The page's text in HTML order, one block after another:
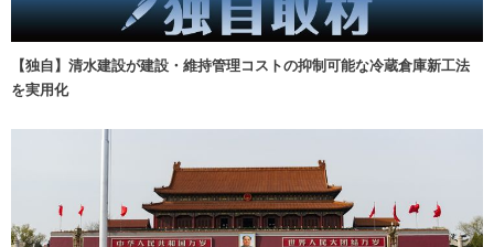
【独自】清水建設が建設・維持管理コストの抑制可能な冷蔵倉庫新工法
を実用化